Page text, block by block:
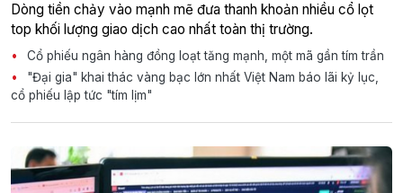
Dòng tiền chảy vào mạnh mẽ đưa thanh khoản nhiều cổ lọt
top khối lượng giao dịch cao nhất toàn thị trường.
Cổ phiếu ngân hàng đồng loạt tăng mạnh, một mã gần tím trần
"Đại gia" khai thác vàng bạc lớn nhất Việt Nam báo lãi kỷ lục,
cổ phiếu lập tức "tím lịm"